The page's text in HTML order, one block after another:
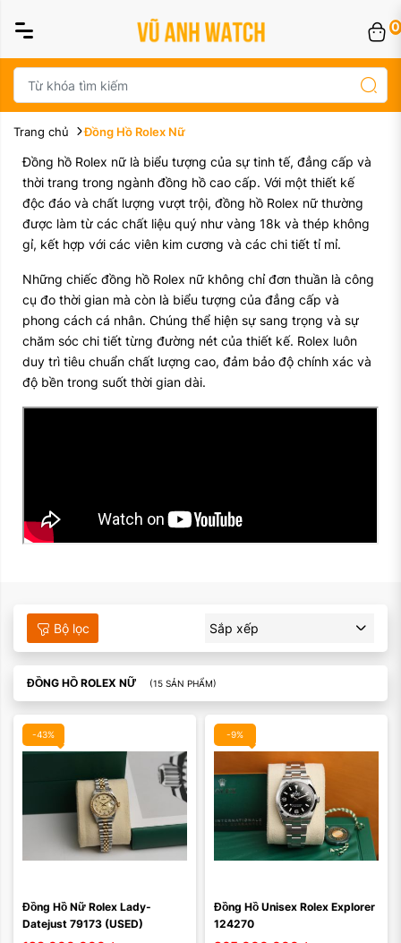
0
Trang chủ Đồng Hồ Rolex Nữ
Đồng hồ Rolex nữ là biểu tượng của sự tinh tế, đẳng cấp và
thời trang trong ngành đồng hồ cao cấp. Với một thiết kế
độc đáo và chất lượng vượt trội, đồng hồ Rolex nữ thường
được làm từ các chất liệu quý như vàng 18k và thép không
gỉ, kết hợp với các viên kim cương và các chi tiết tỉ mỉ.
Những chiếc đồng hồ Rolex nữ không chỉ đơn thuần là công
cụ đo thời gian mà còn là biểu tượng của đẳng cấp và
phong cách cá nhân. Chúng thể hiện sự sang trọng và sự
chăm sóc chi tiết từng đường nét của thiết kế. Rolex luôn
duy trì tiêu chuẩn chất lượng cao, đảm bảo độ chính xác và
độ bền trong suốt thời gian dài.
Bộ lọc Sắp xếp
ĐỒNG HỒ ROLEX NỮ (15 SẢN PHẨM)
-43%
Xóa
Đồng Hồ Nữ Rolex Lady-
Datejust 79173 (USED)
-9%
Đồng Hồ Unisex Rolex Explorer
124270
Màu mặt:
Xóa
Màu mặt: